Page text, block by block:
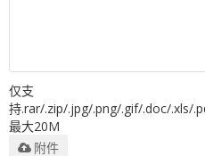
仅支
持.rar/.zip/.jpg/.png/.gif/.doc/.xls/
最大20M
附件